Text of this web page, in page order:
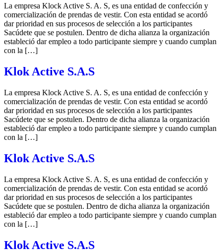
La empresa Klock Active S. A. S, es una entidad de confección y
comercialización de prendas de vestir. Con esta entidad se acordó
dar prioridad en sus procesos de selección a los participantes
Sacúdete que se postulen. Dentro de dicha alianza la organización
estableció dar empleo a todo participante siempre y cuando cumplan
con la […]
Klok Active S.A.S
La empresa Klock Active S. A. S, es una entidad de confección y
comercialización de prendas de vestir. Con esta entidad se acordó
dar prioridad en sus procesos de selección a los participantes
Sacúdete que se postulen. Dentro de dicha alianza la organización
estableció dar empleo a todo participante siempre y cuando cumplan
con la […]
Klok Active S.A.S
La empresa Klock Active S. A. S, es una entidad de confección y
comercialización de prendas de vestir. Con esta entidad se acordó
dar prioridad en sus procesos de selección a los participantes
Sacúdete que se postulen. Dentro de dicha alianza la organización
estableció dar empleo a todo participante siempre y cuando cumplan
con la […]
Klok Active S.A.S